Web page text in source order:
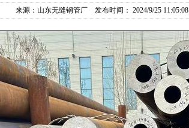
来源： 山东无缝钢管厂发布时间： 2024/9/25 11:05:08